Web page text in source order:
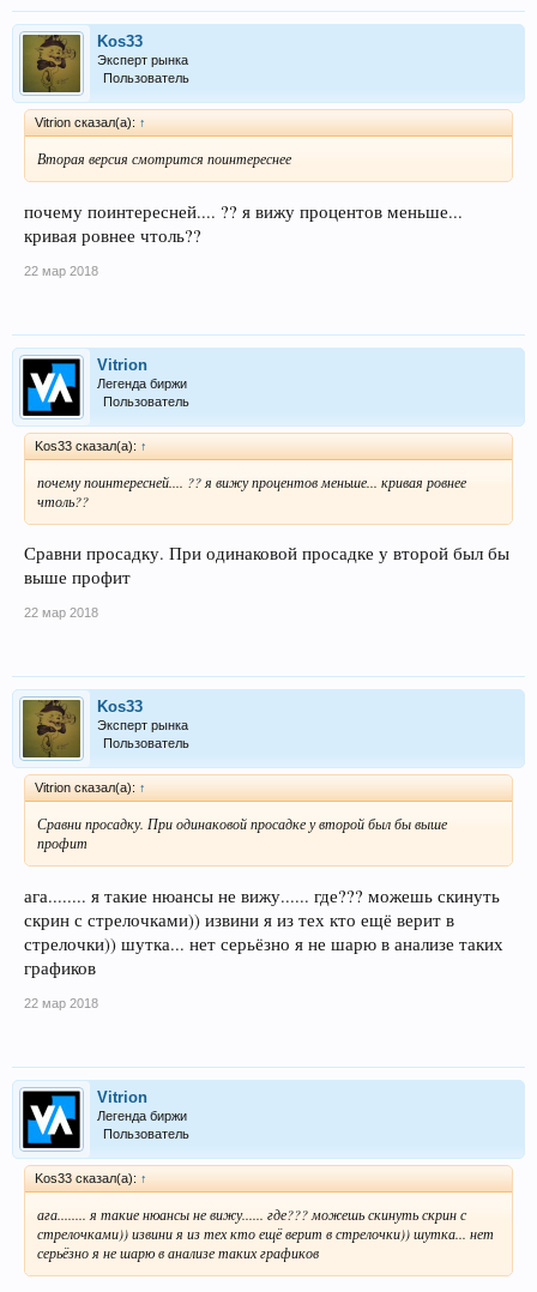
Kos33
Эксперт рынка
Пользователь
Vitrion сказал(а): ↑
Вторая версия смотрится поинтереснее
почему поинтересней.... ?? я вижу процентов меньше...
кривая ровнее чтоль??
22 мар 2018
Vitrion
Легенда биржи
Пользователь
Kos33 сказал(а): ↑
почему поинтересней.... ?? я вижу процентов меньше... кривая ровнее
чтоль??
Сравни просадку. При одинаковой просадке у второй был бы
выше профит
22 мар 2018
Kos33
Эксперт рынка
Пользователь
Vitrion сказал(а): ↑
Сравни просадку. При одинаковой просадке у второй был бы выше
профит
ага........ я такие нюансы не вижу...... где??? можешь скинуть
скрин с стрелочками)) извини я из тех кто ещё верит в
стрелочки)) шутка... нет серьёзно я не шарю в анализе таких
графиков
22 мар 2018
Vitrion
Легенда биржи
Пользователь
Kos33 сказал(а): ↑
ага........ я такие нюансы не вижу...... где??? можешь скинуть скрин с
стрелочками)) извини я из тех кто ещё верит в стрелочки)) шутка... нет
серьёзно я не шарю в анализе таких графиков